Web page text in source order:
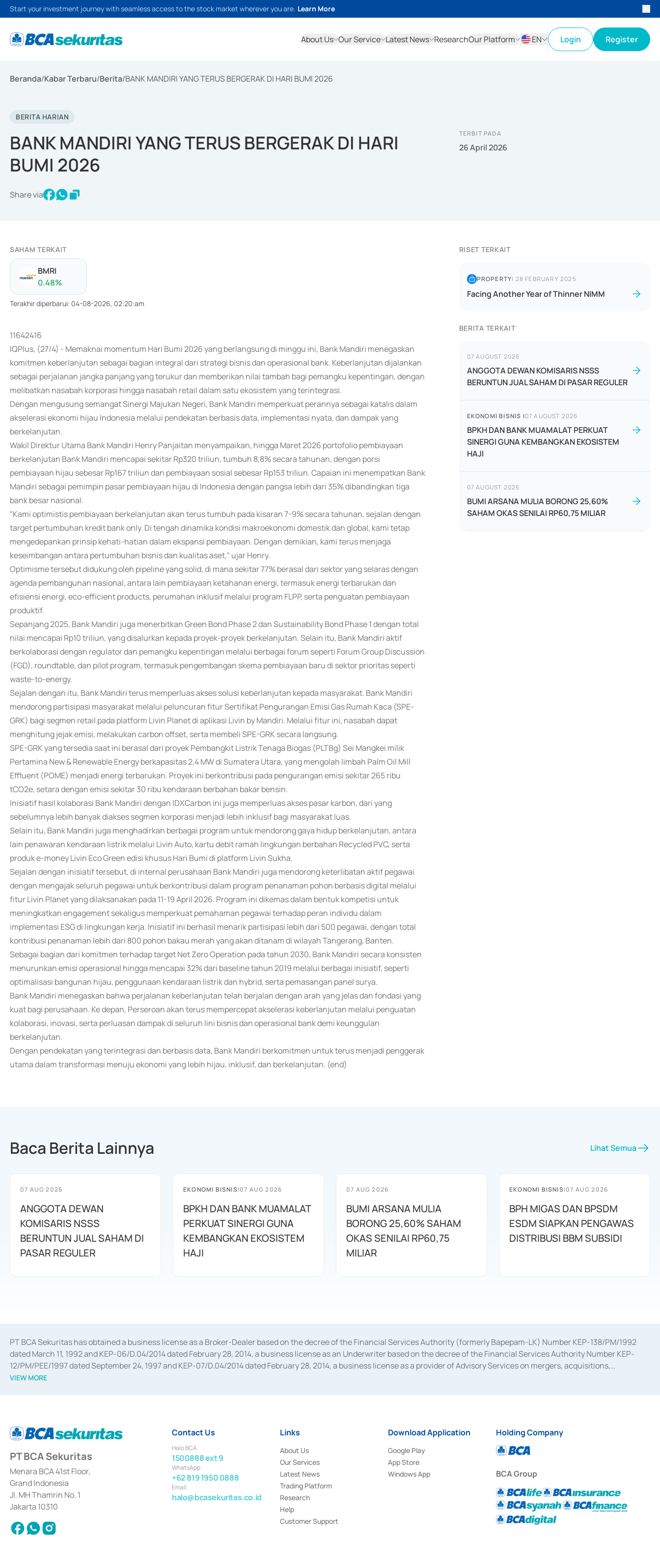
Start your investment journey with seamless access to the stock market wherever you are. Learn More
About Us Our Service Latest News ResearchOur Platform
EN
Login Register
Beranda/Kabar Terbaru/Berita/BANK MANDIRI YANG TERUS BERGERAK DI HARI BUMI 2026
BERITA HARIAN
BANK MANDIRI YANG TERUS BERGERAK DI HARI
BUMI 2026
Share via
TERBIT PADA
26 April 2026
SAHAM TERKAIT
BMRI
0.48%
Terakhir diperbarui: 04-08-2026, 02:20:am
11642416
IQPlus, (27/4) - Memaknai momentum Hari Bumi 2026 yang berlangsung di minggu ini, Bank Mandiri menegaskan
komitmen keberlanjutan sebagai bagian integral dari strategi bisnis dan operasional bank. Keberlanjutan dijalankan
sebagai perjalanan jangka panjang yang terukur dan memberikan nilai tambah bagi pemangku kepentingan, dengan
melibatkan nasabah korporasi hingga nasabah retail dalam satu ekosistem yang terintegrasi.
Dengan mengusung semangat Sinergi Majukan Negeri, Bank Mandiri memperkuat perannya sebagai katalis dalam
akselerasi ekonomi hijau Indonesia melalui pendekatan berbasis data, implementasi nyata, dan dampak yang
berkelanjutan.
Wakil Direktur Utama Bank Mandiri Henry Panjaitan menyampaikan, hingga Maret 2026 portofolio pembiayaan
berkelanjutan Bank Mandiri mencapai sekitar Rp320 triliun, tumbuh 8,8% secara tahunan, dengan porsi
pembiayaan hijau sebesar Rp167 triliun dan pembiayaan sosial sebesar Rp153 triliun. Capaian ini menempatkan Bank
Mandiri sebagai pemimpin pasar pembiayaan hijau di Indonesia dengan pangsa lebih dari 35% dibandingkan tiga
bank besar nasional.
"Kami optimistis pembiayaan berkelanjutan akan terus tumbuh pada kisaran 7-9% secara tahunan, sejalan dengan
target pertumbuhan kredit bank only. Di tengah dinamika kondisi makroekonomi domestik dan global, kami tetap
mengedepankan prinsip kehati-hatian dalam ekspansi pembiayaan. Dengan demikian, kami terus menjaga
keseimbangan antara pertumbuhan bisnis dan kualitas aset," ujar Henry.
Optimisme tersebut didukung oleh pipeline yang solid, di mana sekitar 77% berasal dari sektor yang selaras dengan
agenda pembangunan nasional, antara lain pembiayaan ketahanan energi, termasuk energi terbarukan dan
efisiensi energi, eco-efficient products, perumahan inklusif melalui program FLPP, serta penguatan pembiayaan
produktif.
Sepanjang 2025, Bank Mandiri juga menerbitkan Green Bond Phase 2 dan Sustainability Bond Phase 1 dengan total
nilai mencapai Rp10 triliun, yang disalurkan kepada proyek-proyek berkelanjutan. Selain itu, Bank Mandiri aktif
berkolaborasi dengan regulator dan pemangku kepentingan melalui berbagai forum seperti Forum Group Discussion
(FGD), roundtable, dan pilot program, termasuk pengembangan skema pembiayaan baru di sektor prioritas seperti
waste-to-energy.
Sejalan dengan itu, Bank Mandiri terus memperluas akses solusi keberlanjutan kepada masyarakat. Bank Mandiri
mendorong partisipasi masyarakat melalui peluncuran fitur Sertifikat Pengurangan Emisi Gas Rumah Kaca (SPE-
GRK) bagi segmen retail pada platform Livin Planet di aplikasi Livin by Mandiri. Melalui fitur ini, nasabah dapat
menghitung jejak emisi, melakukan carbon offset, serta membeli SPE-GRK secara langsung.
SPE-GRK yang tersedia saat ini berasal dari proyek Pembangkit Listrik Tenaga Biogas (PLTBg) Sei Mangkei milik
Pertamina New & Renewable Energy berkapasitas 2,4 MW di Sumatera Utara, yang mengolah limbah Palm Oil Mill
Effluent (POME) menjadi energi terbarukan. Proyek ini berkontribusi pada pengurangan emisi sekitar 265 ribu
tCO2e, setara dengan emisi sekitar 30 ribu kendaraan berbahan bakar bensin.
Inisiatif hasil kolaborasi Bank Mandiri dengan IDXCarbon ini juga memperluas akses pasar karbon, dari yang
sebelumnya lebih banyak diakses segmen korporasi menjadi lebih inklusif bagi masyarakat luas.
Selain itu, Bank Mandiri juga menghadirkan berbagai program untuk mendorong gaya hidup berkelanjutan, antara
lain penawaran kendaraan listrik melalui Livin Auto, kartu debit ramah lingkungan berbahan Recycled PVC, serta
produk e-money Livin Eco Green edisi khusus Hari Bumi di platform Livin Sukha.
Sejalan dengan inisiatif tersebut, di internal perusahaan Bank Mandiri juga mendorong keterlibatan aktif pegawai
dengan mengajak seluruh pegawai untuk berkontribusi dalam program penanaman pohon berbasis digital melalui
fitur Livin Planet yang dilaksanakan pada 11-19 April 2026. Program ini dikemas dalam bentuk kompetisi untuk
meningkatkan engagement sekaligus memperkuat pemahaman pegawai terhadap peran individu dalam
implementasi ESG di lingkungan kerja. Inisiatif ini berhasil menarik partisipasi lebih dari 500 pegawai, dengan total
kontribusi penanaman lebih dari 800 pohon bakau merah yang akan ditanam di wilayah Tangerang, Banten.
Sebagai bagian dari komitmen terhadap target Net Zero Operation pada tahun 2030, Bank Mandiri secara konsisten
menurunkan emisi operasional hingga mencapai 32% dari baseline tahun 2019 melalui berbagai inisiatif, seperti
optimalisasi bangunan hijau, penggunaan kendaraan listrik dan hybrid, serta pemasangan panel surya.
Bank Mandiri menegaskan bahwa perjalanan keberlanjutan telah berjalan dengan arah yang jelas dan fondasi yang
kuat bagi perusahaan. Ke depan, Perseroan akan terus mempercepat akselerasi keberlanjutan melalui penguatan
kolaborasi, inovasi, serta perluasan dampak di seluruh lini bisnis dan operasional bank demi keunggulan
berkelanjutan.
Dengan pendekatan yang terintegrasi dan berbasis data, Bank Mandiri berkomitmen untuk terus menjadi penggerak
utama dalam transformasi menuju ekonomi yang lebih hijau, inklusif, dan berkelanjutan. (end)
RISET TERKAIT
PROPERTY| 28 FEBRUARY 2025
Facing Another Year of Thinner NIMM
BERITA TERKAIT
07 AUGUST 2026
ANGGOTA DEWAN KOMISARIS NSSS
BERUNTUN JUAL SAHAM DI PASAR REGULER
EKONOMI BISNIS |07 AUGUST 2026
BPKH DAN BANK MUAMALAT PERKUAT
SINERGI GUNA KEMBANGKAN EKOSISTEM
HAJI
07 AUGUST 2026
BUMI ARSANA MULIA BORONG 25,60%
SAHAM OKAS SENILAI RP60,75 MILIAR
Baca Berita Lainnya Lihat Semua
07 AUG 2026
ANGGOTA DEWAN
KOMISARIS NSSS
BERUNTUN JUAL SAHAM DI
PASAR REGULER
EKONOMI BISNIS|07 AUG 2026
BPKH DAN BANK MUAMALAT
PERKUAT SINERGI GUNA
KEMBANGKAN EKOSISTEM
HAJI
07 AUG 2026
BUMI ARSANA MULIA
BORONG 25,60% SAHAM
OKAS SENILAI RP60,75
MILIAR
EKONOMI BISNIS|07 AUG 2026
BPH MIGAS DAN BPSDM
ESDM SIAPKAN PENGAWAS
DISTRIBUSI BBM SUBSIDI
PT BCA Sekuritas has obtained a business license as a Broker-Dealer based on the decree of the Financial Services Authority (formerly Bapepam-LK) Number KEP-138/PM/1992
dated March 11, 1992 and KEP-06/D.04/2014 dated February 28, 2014, a business license as an Underwriter based on the decree of the Financial Services Authority Number KEP-
12/PM/PEE/1997 dated September 24, 1997 and KEP-07/D.04/2014 dated February 28, 2014, a business license as a provider of Advisory Services on mergers, acquisitions,
divestments, and joint ventures based on the decree of the Financial Services Authority Number S-67/PM.21/2014 dated February 28, 2014, a business license as a provider of
Settlement of Commercial Paper Transactions whose license was issued in 2018.
VIEW MORE
PT BCA Sekuritas
Menara BCA 41st Floor,
Grand Indonesia
Jl. MH Thamrin No. 1
Jakarta 10310
Contact Us
Halo BCA
1500888 ext 9
WhatsApp
+62 819 1950 0888
Email
halo@bcasekuritas.co.id
Links
About Us
Our Services
Latest News
Trading Platform
Research
Help
Customer Support
Download Application
Google Play
App Store
Windows App
Holding Company
BCA Group